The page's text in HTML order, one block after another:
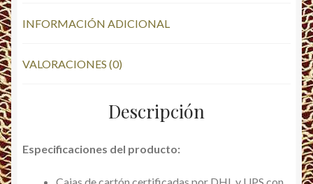
INFORMACIÓN ADICIONAL
VALORACIONES (0)
Descripción
Especificaciones del producto: